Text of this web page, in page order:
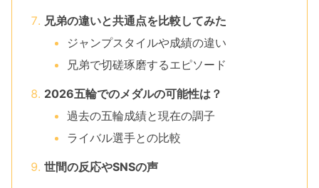
兄弟の違いと共通点を比較してみた
ジャンプスタイルや成績の違い
兄弟で切磋琢磨するエピソード
2026五輪でのメダルの可能性は？
過去の五輪成績と現在の調子
ライバル選手との比較
世間の反応やSNSの声